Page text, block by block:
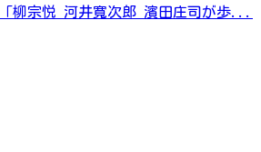
柳宗悦 河井寬次郎 濱田庄司が歩...